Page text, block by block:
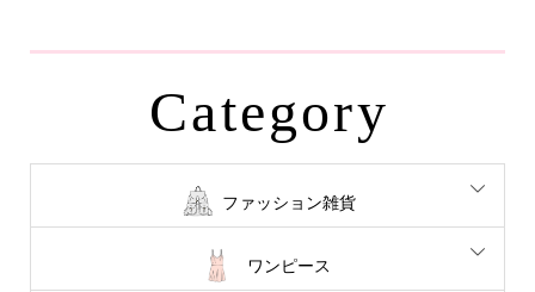
Category
ファッション雑貨
ワンピース